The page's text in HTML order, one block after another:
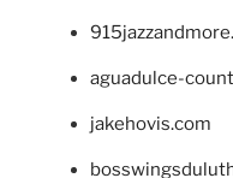
aguadulce-
jakehovis.com